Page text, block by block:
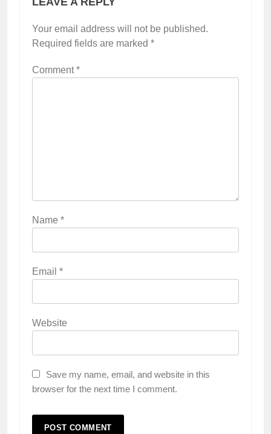
Your email address will not be published.
Required fields are marked *
Comment*
Name *
Email *
Website
Save my name, email, and website in this
browser for the next time I comment.
Orangtua untuk Sukseskan PKL
Surabaya
Nissan Surabaya
KURIKULUM PKL
TKRO Berani Adu Nyali di Auto